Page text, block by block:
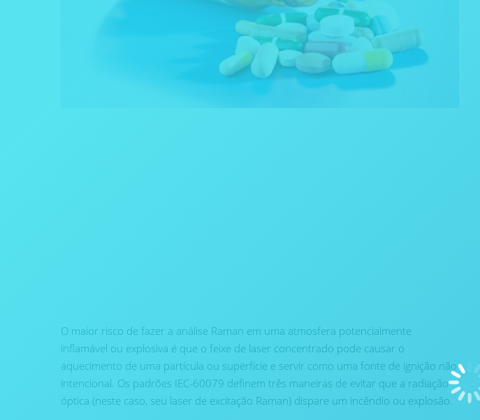
O maior risco de fazer a análise Raman em uma atmosfera potencialmente
inflamável ou explosiva é que o feixe de laser concentrado pode causar o
aquecimento de uma partícula ou superfície e servir como uma fonte de ignição não
intencional. Os padrões IEC-60079 definem três maneiras de evitar que a radiação
óptica (neste caso, seu laser de excitação Raman) dispare um incêndio ou explosão.